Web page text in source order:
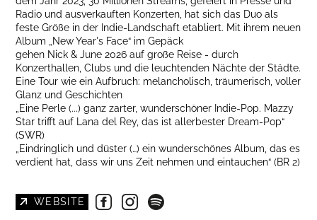
Radio und ausverkauften Konzerten, hat sich das Duo als
feste Größe in der Indie-Landschaft etabliert. Mit ihrem neuen
Album „New Year's Face“ im Gepäck
gehen Nick & June 2026 auf große Reise - durch
Konzerthallen, Clubs und die leuchtenden Nächte der Städte.
Eine Tour wie ein Aufbruch: melancholisch, träumerisch, voller
Glanz und Geschichten
„Eine Perle (...) ganz zarter, wunderschöner Indie-Pop. Mazzy
Star trifft auf Lana del Rey, das ist allerbester Dream-Pop“
(SWR)
„Eindringlich und düster (…) ein wunderschönes Album, das es
verdient hat, dass wir uns Zeit nehmen und eintauchen“ (BR 2)
WEBSITE